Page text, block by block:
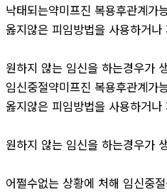
낙태되는약미프진 복용후관계가
옳지않은 피임방법을 사용하거나
원하지 않는 임신을 하는경우가
임신중절약미프진 복용후관계가
옳지않은 피임방법을 사용하거나
원하지 않는 임신을 하는경우가
어쩔수없는 상황에 처해 임신중